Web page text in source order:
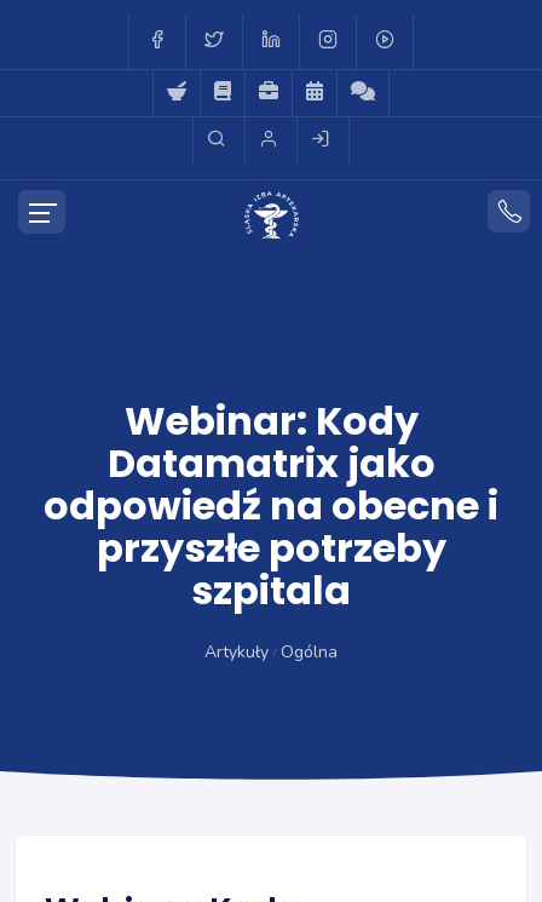
Webinar: Kody
Datamatrix jako
odpowiedź na obecne i
przyszłe potrzeby
szpitala
Artykuły Ogólna